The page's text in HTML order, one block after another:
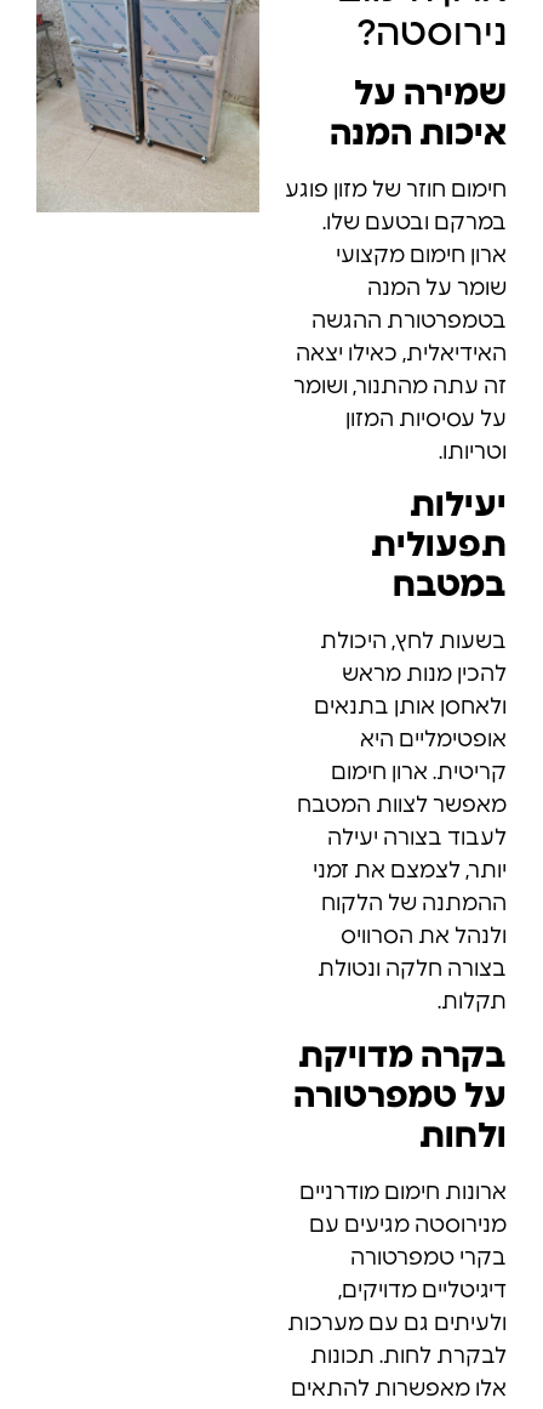
נירוסטה?
שמירה על
איכות המנה
חימום חוזר של מזון פוגע
במרקם ובטעם שלו.
ארון חימום מקצועי
שומר על המנה
בטמפרטורת ההגשה
האידיאלית, כאילו יצאה
זה עתה מהתנור, ושומר
על עסיסיות המזון
וטריותו.
יעילות
תפעולית
במטבח
בשעות לחץ, היכולת
להכין מנות מראש
ולאחסן אותן בתנאים
אופטימליים היא
קריטית. ארון חימום
מאפשר לצוות המטבח
לעבוד בצורה יעילה
יותר, לצמצם את זמני
ההמתנה של הלקוח
ולנהל את הסרוויס
בצורה חלקה ונטולת
תקלות.
בקרה מדויקת
על טמפרטורה
ולחות
ארונות חימום מודרניים
מנירוסטה מגיעים עם
בקרי טמפרטורה
דיגיטליים מדויקים,
ולעיתים גם עם מערכות
לבקרת לחות. תכונות
אלו מאפשרות להתאים